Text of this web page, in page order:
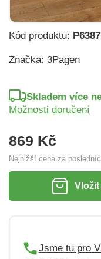
Kód produktu:
Značka: 3Pagen
869 Kč
Nejnižší cena za
Skladem více
Možnosti doručení
Jsme tu pro